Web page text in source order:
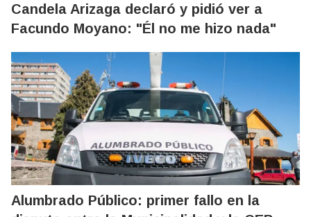
Candela Arizaga declaró y pidió ver a
Facundo Moyano: "Él no me hizo nada"
Alumbrado Público: primer fallo en la